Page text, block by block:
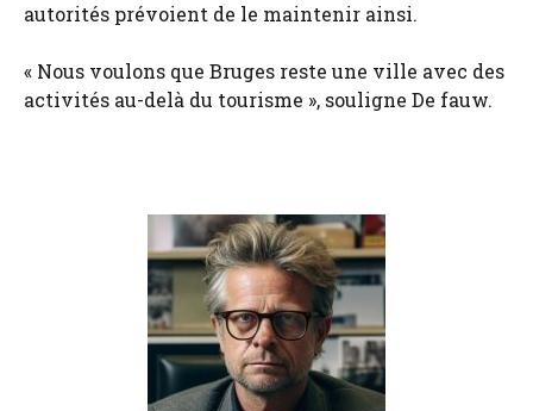
autorités prévoient de le maintenir ainsi.
« Nous voulons que Bruges reste une ville avec des
activités au-delà du tourisme », souligne De fauw.